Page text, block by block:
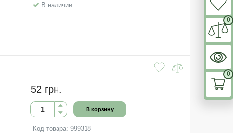
0
0
В наличии
52 грн.
В корзину
Код товара: 999318